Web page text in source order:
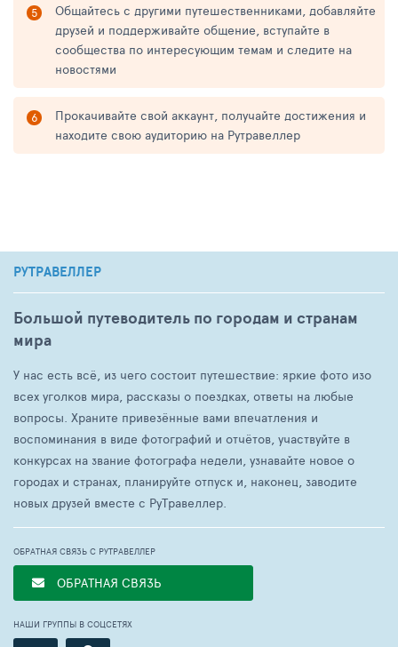
Общайтесь с другими путешественниками, добавляйте
друзей и поддерживайте общение, вступайте в
сообщества по интересующим темам и следите на
новостями
Прокачивайте свой аккаунт, получайте достижения и
находите свою аудиторию на Рутравеллер
РУТРАВЕЛЛЕР
Большой путеводитель по городам и странам
мира
У нас есть всё, из чего состоит путешествие: яркие фото изо
всех уголков мира, рассказы о поездках, ответы на любые
вопросы. Храните привезённые вами впечатления и
воспоминания в виде фотографий и отчётов, участвуйте в
конкурсах на звание фотографа недели, узнавайте новое о
городах и странах, планируйте отпуск и, наконец, заводите
новых друзей вместе с РуТравеллер.
ОБРАТНАЯ СВЯЗЬ С РУТРАВЕЛЛЕР
ОБРАТНАЯ СВЯЗЬ
НАШИ ГРУППЫ В СОЦСЕТЯХ